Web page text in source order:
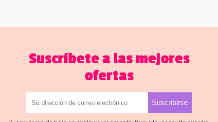
Suscríbete a las mejores
ofertas